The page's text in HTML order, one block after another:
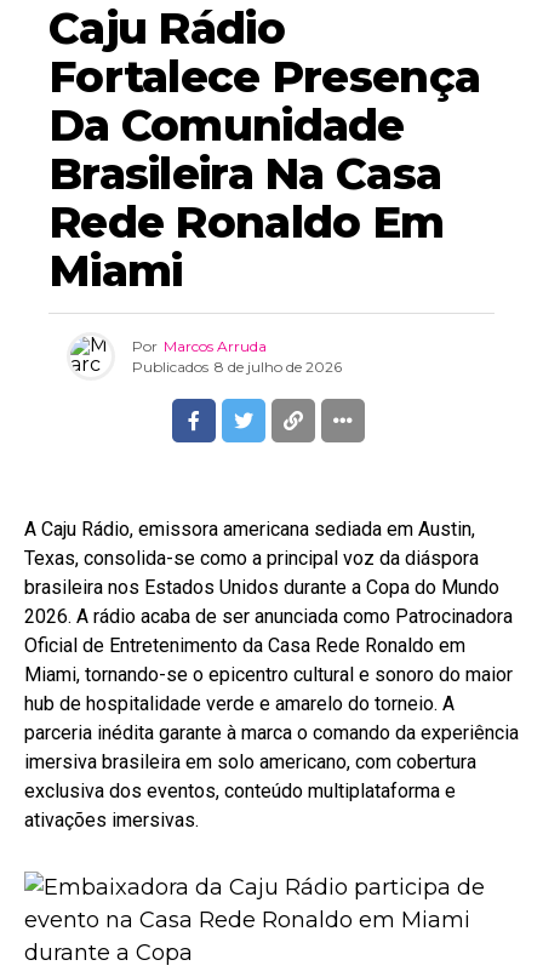
Caju Rádio
Fortalece Presença
Da Comunidade
Brasileira Na Casa
Rede Ronaldo Em
Miami
Por Marcos Arruda
Publicados 8 de julho de 2026
A Caju Rádio, emissora americana sediada em Austin,
Texas, consolida-se como a principal voz da diáspora
brasileira nos Estados Unidos durante a Copa do Mundo
2026. A rádio acaba de ser anunciada como Patrocinadora
Oficial de Entretenimento da Casa Rede Ronaldo em
Miami, tornando-se o epicentro cultural e sonoro do maior
hub de hospitalidade verde e amarelo do torneio. A
parceria inédita garante à marca o comando da experiência
imersiva brasileira em solo americano, com cobertura
exclusiva dos eventos, conteúdo multiplataforma e
ativações imersivas.